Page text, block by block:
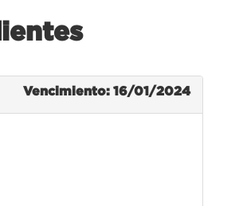
Vencimiento: 16/01/2024